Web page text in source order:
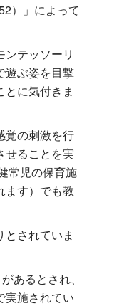
）」によって
テッソーリ
遊ぶ姿を目撃
に気付きま
覚の刺激を行
せることを実
常児の保育施
ます）でも教
されていま
あるとされ、
実施されてい